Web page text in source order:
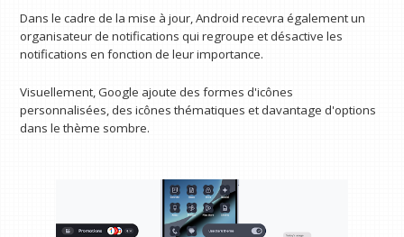
Dans le cadre de la mise à jour, Android recevra également un
organisateur de notifications qui regroupe et désactive les
notifications en fonction de leur importance.
Visuellement, Google ajoute des formes d'icônes
personnalisées, des icônes thématiques et davantage d'options
dans le thème sombre.